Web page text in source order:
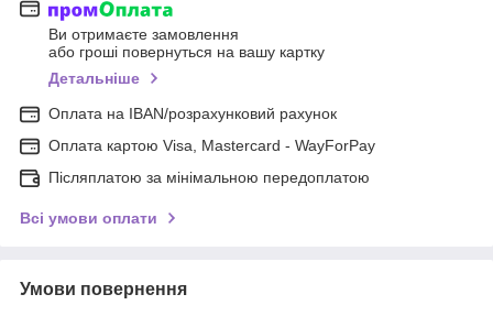
Ви отримаєте замовлення
або гроші повернуться на вашу картку
Детальніше
Оплата на IBAN/розрахунковий рахунок
Оплата картою Visa, Mastercard - WayForPay
Післяплатою за мінімальною передоплатою
Всі умови оплати
Умови повернення